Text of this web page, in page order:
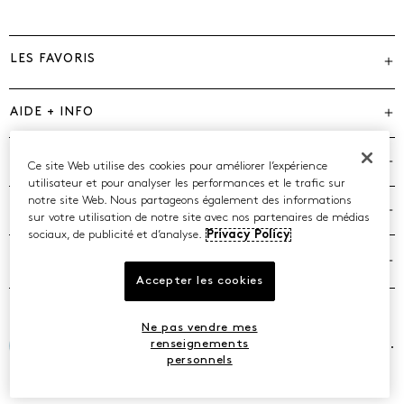
LES FAVORIS
AIDE + INFO
MARQUES
©2026 Caleres, Inc. Tous droits réservés.
Ce site Web utilise des cookies pour améliorer l’expérience
utilisateur et pour analyser les performances et le trafic sur
notre site Web. Nous partageons également des informations
sur votre utilisation de notre site avec nos partenaires de médias
sociaux, de publicité et d’analyse. Privacy Policy
Accepter les cookies
Ne pas vendre mes
renseignements
personnels